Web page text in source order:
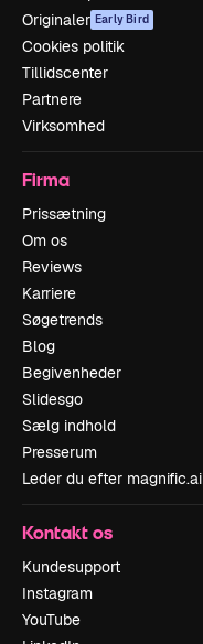
Originaler Early Bird
Cookies politik
Tillidscenter
Partnere
Virksomhed
Firma
Prissætning
Om os
Reviews
Karriere
Søgetrends
Blog
Begivenheder
Slidesgo
Sælg indhold
Presserum
Leder du efter magnific.ai
Kontakt os
Kundesupport
Instagram
YouTube